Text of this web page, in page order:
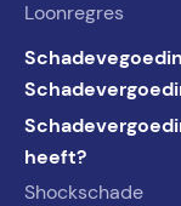
Loonregres
heeft?
Shockschade